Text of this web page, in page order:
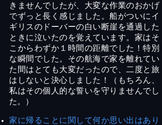
きませんでしたが、大変な作業のおかげ
でずっと長く感じました。船がついにイ
ギリスのドーバーの白い断崖を通過した
ときに泣いたのを覚えています。家はそ
こからわずか１時間の距離でした！特別
な瞬間でした。その航海で家を離れてい
た間はとても大変だったので、二度と旅
はしないと決心しました！（もちろん、
私はその個人的な誓いを守りませんでし
た。）
家に帰ることに関して何か思い出はあり